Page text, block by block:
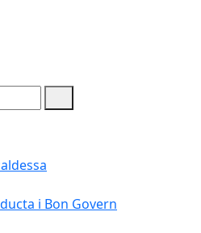
i Bon Govern